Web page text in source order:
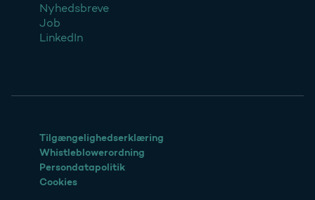
Nyhedsbreve
Job
LinkedIn
Tilgængelighedserklæring
Whistleblowerordning
Persondatapolitik
Cookies